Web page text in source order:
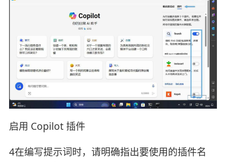
启用 Copilot 插件
4在编写提示词时，请明确指出要使用的插件名